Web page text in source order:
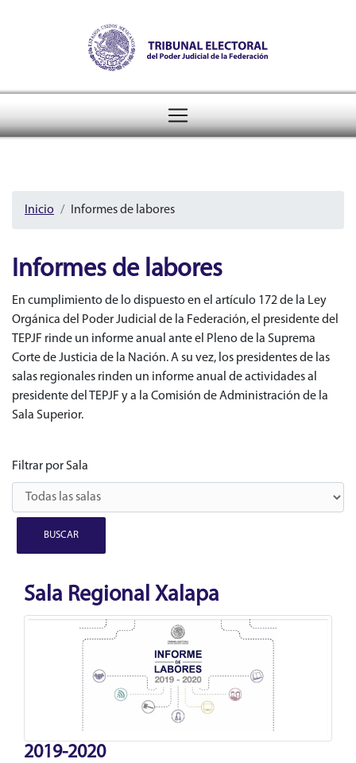
Tribunal Electoral del
Inicio
Informes de labores
Informes de labores
En cumplimiento de lo dispuesto en el artículo 172 de la Ley
Orgánica del Poder Judicial de la Federación, el presidente del
TEPJF rinde un informe anual ante el Pleno de la Suprema
Corte de Justicia de la Nación. A su vez, los presidentes de las
salas regionales rinden un informe anual de actividades al
presidente del TEPJF y a la Comisión de Administración de la
Sala Superior.
Filtrar por Sala
Sala Regional Xalapa
2019-2020